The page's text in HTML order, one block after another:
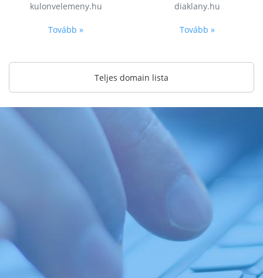
kulonvelemeny.hu
Tovább »
diaklany.hu
Tovább »
Teljes domain lista